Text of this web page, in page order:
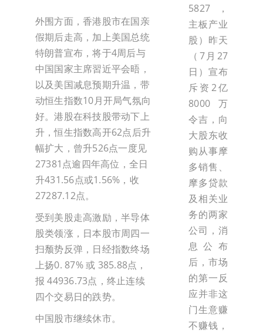
外围方面，香港股市在国亲
假期后走高，加上美国总统
特朗普宣布，将于4周后与
中国国家主席習近平会晤，
以及美国减息预期升温，带
动恒生指数10月开局气氛向
好。港股在科技股带动下上
升，恒生指数高开62点后升
幅扩大，曾升526点一度见
27381点逾四年高位，全日
升431.56点或1.56%，收
27287.12点。
受到美股走高激励，半导体
股类领涨，日本股市周四一
扫颓势反弹，日经指数终场
上扬0. 87% 或 385.88点，
报 44936.73点，终止连续
四个交易日的跌势。
中国股市继续休市。
5827，
主板产业
股）昨天
（7月27
日）宣布
斥资2亿
8000万
令吉，向
大股东收
购从事摩
多销售、
摩多贷款
及相关业
务的两家
公司，消
息公布
后，市场
的第一反
应并非这
门生意赚
不赚钱，